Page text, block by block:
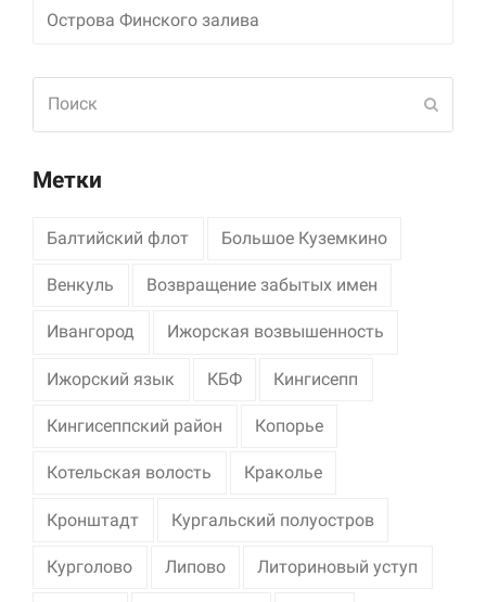
Острова Финского залива
Метки
Балтийский флот Большое Куземкино
Венкуль Возвращение забытых имен
Ивангород Ижорская возвышенность
Ижорский язык КБФ Кингисепп
Кингисеппский район Копорье
Котельская волость Краколье
Кронштадт Кургальский полуостров
Курголово Липово Литориновый уступ